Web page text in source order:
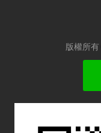
版權所有